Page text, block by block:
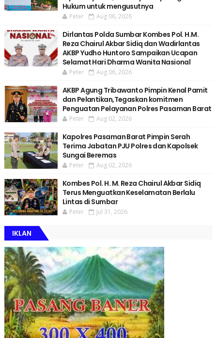
Hukum untuk mengusutnya
Peter Aug 06, 2026
Dirlantas Polda Sumbar Kombes Pol. H.M.
Reza Chairul Akbar Sidiq dan Wadirlantas
AKBP Yudho Huntoro Sampaikan Ucapan
Selamat Hari Dharma Wanita Nasional
Peter Aug 06, 2026
AKBP Agung Tribawanto Pimpin Kenal Pamit
dan Pelantikan,Tegaskan komitmen
Penguatan Pelayanan Polres Pasaman Barat
Peter Aug 02, 2026
Kapolres Pasaman Barat Pimpin Serah
Terima Jabatan PJU Polres dan Kapolsek
Sungai Beremas
Peter Aug 02, 2026
Kombes Pol. H. M. Reza Chairul Akbar Sidiq
Terus Menguatkan Keselamatan Berlalu
Lintas di Sumbar
Peter Jul 31, 2026
IKLAN